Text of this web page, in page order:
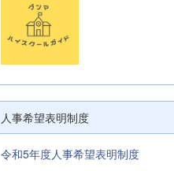
人事希望表明制度
令和5年度人事希望表明制度